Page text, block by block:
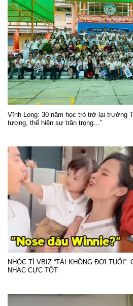
Vĩnh Long: 30 năm học trò trở lại trường
tượng, thể hiện sự trân trọng…”
NHÓC TÌ VBIZ “TÀI KHÔNG ĐỢI TUỔI”:
NHẠC CỰC TỐT